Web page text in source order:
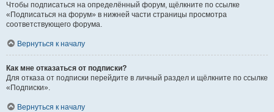
Чтобы подписаться на определённый форум, щёлкните по ссылке
«Подписаться на форум» в нижней части страницы просмотра
соответствующего форума.
Вернуться к началу
Как мне отказаться от подписки?
Для отказа от подписки перейдите в личный раздел и щёлкните по ссылке
«Подписки».
Вернуться к началу